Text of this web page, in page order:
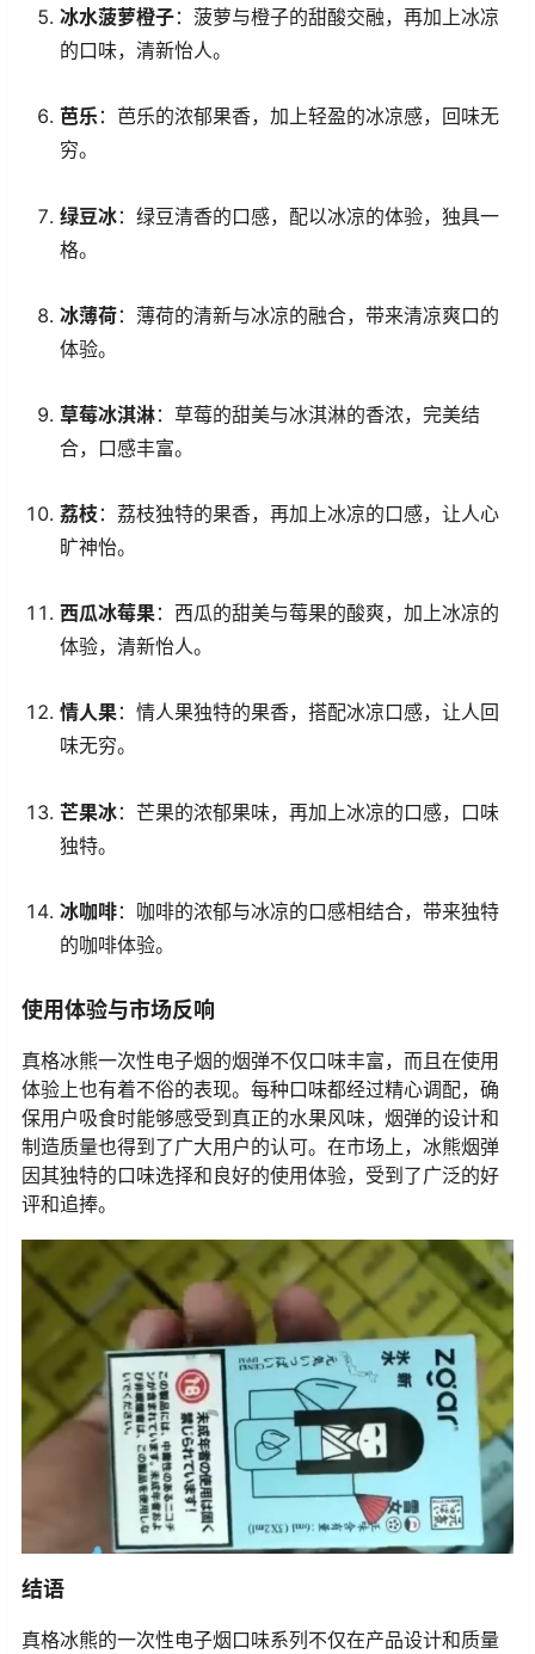
冰水菠萝橙子：菠萝与橙子的甜酸交融，再加上冰凉
的口味，清新怡人。
芭乐 ：芭乐的浓郁果香，加上轻盈的冰凉感，回味无
穷。
绿豆冰：绿豆清香的口感，配以冰凉的体验，独具一
格。
冰薄荷：薄荷的清新与冰凉的融合，带来清凉爽口的
体验。
草莓冰淇淋：草莓的甜美与冰淇淋的香浓，完美结
合，口感丰富。
荔枝 ：荔枝独特的果香，再加上冰凉的口感，让人心
旷神怡。
西瓜冰莓果：西瓜的甜美与莓果的酸爽，加上冰凉的
体验，清新怡人。
情人果：情人果独特的果香，搭配冰凉口感，让人回
味无穷。
芒果冰：芒果的浓郁果味，再加上冰凉的口感，口味
独特。
冰咖啡：咖啡的浓郁与冰凉的口感相结合，带来独特
的咖啡体验。
使用体验与市场反响
真格冰熊一次性电子烟的烟弹不仅口味丰富，而且在使用
体验上也有着不俗的表现。每种口味都经过精心调配，确
保用户吸食时能够感受到真正的水果风味，烟弹的设计和
制造质量也得到了广大用户的认可。在市场上，冰熊烟弹
因其独特的口味选择和良好的使用体验，受到了广泛的好
评和追捧。
结语
真格冰熊的一次性电子烟口味系列不仅在产品设计和质量